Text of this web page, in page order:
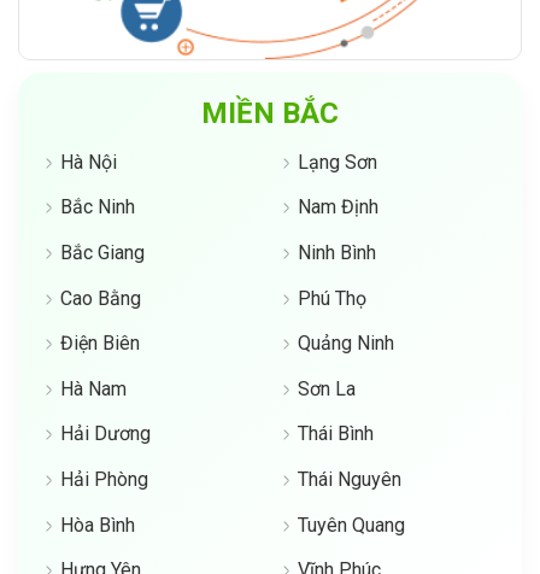
MIỀN BẮC
Hà Nội
Bắc Ninh
Bắc Giang
Cao Bằng
Điện Biên
Hà Nam
Hải Dương
Hải Phòng
Hòa Bình
Lạng Sơn
Nam Định
Ninh Bình
Phú Thọ
Quảng Ninh
Sơn La
Thái Bình
Thái Nguyên
Tuyên Quang